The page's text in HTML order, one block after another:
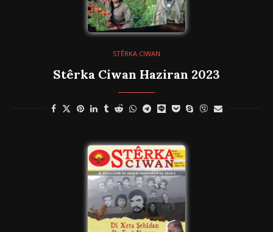
STÊRKA CIWAN
Stêrka Ciwan Haziran 2023